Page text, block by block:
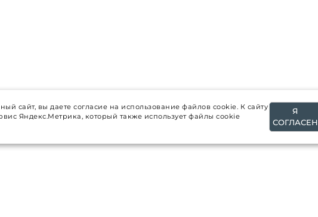
сайт, вы даете согласие на использование файлов cookie. К сайту
Яндекс.Метрика, который также использует файлы cookie
Я
СОГЛАСЕН